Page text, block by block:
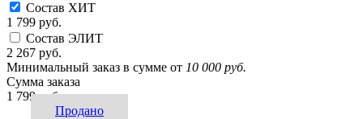
Состав ХИТ
1 799 руб.
Состав ЭЛИТ
2 267 руб.
Минимальный заказ в сумме от 10 000 руб.
Сумма заказа
1 799 руб.
Продано